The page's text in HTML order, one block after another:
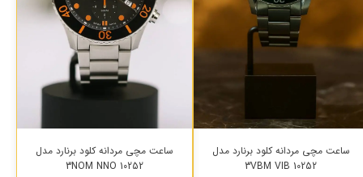
ساعت مچی مردانه کلود برنارد مدل
10252 3VBM VIB
ساعت مچی مردانه کلود برنارد مدل
10252 3NOM NNO